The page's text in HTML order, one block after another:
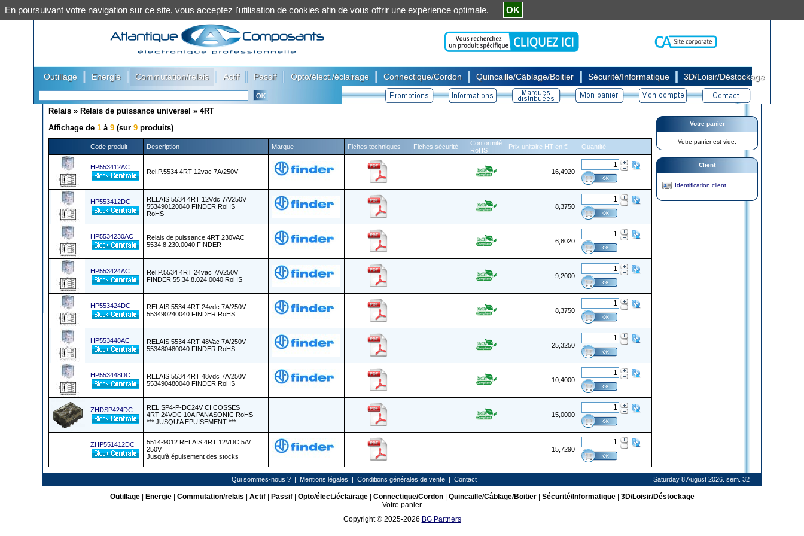
Outillage Energie Commutation/relais Actif Passif Opto/élect./éclairage Connectique/Cordon Quincaille/Câblage/Boitier Sécurité/Informatique 3D/Loisir/Déstockage
Relais » Relais de puissance universel » 4RT
Affichage de 1 à 9 (sur 9 produits)
Code produit Description Marque Fiches techniques Fiches sécurité
Conformité
RoHS
Prix unitaire HT en € Quantité
HP553412AC
Rel.P.5534 4RT 12vac 7A/250V 16,4920
HP553412DC
RELAIS 5534 4RT 12Vdc 7A/250V
553490120040 FINDER RoHS
RoHS
8,3750
HP5534230AC
Relais de puissance 4RT 230VAC
5534.8.230.0040 FINDER
6,8020
HP553424AC
Rel.P.5534 4RT 24vac 7A/250V
FINDER 55.34.8.024.0040 RoHS
9,2000
HP553424DC
RELAIS 5534 4RT 24vdc 7A/250V
553490240040 FINDER RoHS
8,3750
HP553448AC
RELAIS 5534 4RT 48Vac 7A/250V
553480480040 FINDER RoHS
25,3250
HP553448DC
RELAIS 5534 4RT 48vdc 7A/250V
553490480040 FINDER RoHS
10,4000
ZHDSP424DC
REL.SP4-P-DC24V CI COSSES
4RT 24VDC 10A PANASONIC RoHS
*** JUSQU'A EPUISEMENT ***
15,0000
ZHP551412DC
5514-9012 RELAIS 4RT 12VDC 5A/
250V
Jusqu'à épuisement des stocks
15,7290
Votre panier
Votre panier est vide.
Client
Identification client
Qui sommes-nous ?| Mentions légales | Conditions générales de vente| Contact Saturday 8 August 2026. sem. 32
Outillage| Energie| Commutation/relais Actif| Passif| Opto/élect./éclairage| Connectique/Cordon| Quincaille/Câblage/Boitier| Sécurité/Informatique| 3D/Loisir/Déstockage
Votre panier
Copyright © 2025-2026 BG Partners
En poursuivant votre navigation sur ce site, vous acceptez l'utilisation de cookies afin de vous offrir une expérience optimale. OK